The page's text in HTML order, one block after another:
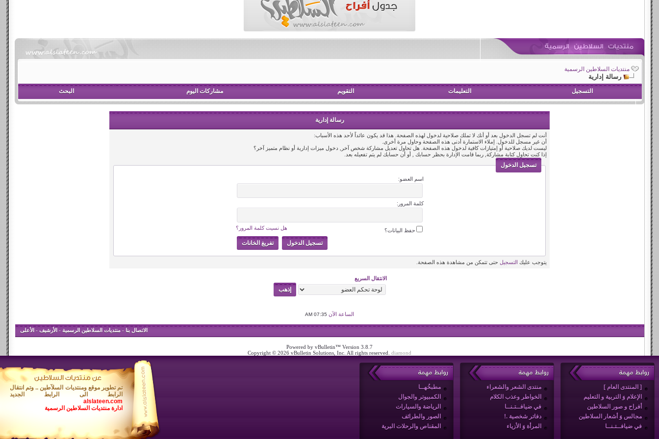
منتديات السلاطين الرسمية
رسالة إدارية
التسجيل التعليمات التقويم مشاركات اليوم البحث
رسالة إدارية
أنت لم تسجل الدخول بعد أو أنك لا تملك صلاحية لدخول لهذه الصفحة. هذا قد يكون عائداً لأحد هذه الأسباب:
أن غير مسجل للدخول. إملاء الاستمارة أدنى هذه الصفحة وحاول مرة أخرى.
ليست لديك صلاحية أو إمتيازات كافية لدخول هذه الصفحة. هل تحاول تعديل مشاركة شخص آخر, دخول ميزات إدارية أو نظام متميز آخر؟
إذا كنت تحاول كتابة مشاركة, ربما قامت الإدارة بحظر حسابك , أو أن حسابك لم يتم تفعيله بعد.
تسجيل الدخول
اسم العضو:
كلمة المرور:
هل نسيت كلمة المرور؟ حفظ البيانات؟
يتوجب عليك التسجيل حتى تتمكن من مشاهدة هذه الصفحة.
الانتقال السريع
الساعة الآن 07:35 AM
الاتصال بنا -منتديات السلاطين الرسمية - الأرشيف - الأعلى
Powered by vBulletin™ Version 3.8.7
Copyright © 2026 vBulletin Solutions, Inc. All rights reserved. diamond
روابط مهمة
[ المنتدى العام ]
الإعلام وَ التربية و التعليم
أفراح و صور السلاطين
مجالس وَ أشعار السلاطين
في ضيافــتـنــا
روابط مهمة
منتدى الشعر والشعراء
الخواطر وعذب الكلام
في ضيافــتـنــا
دفاتر شخصية .!
المرأة وَ الأزياء
روابط مهمة
مطبخُهــا
الكمبيوتر والجوال
الرياضة والسيارات
الصور والطرائف
المقناص والرحلات البرية
تم تطوير موقع ومنتديات السلآطين .. وتم انتقال
الرابط الى الرابط الجديد
alslateen.com
ادارة منتديات السلاطين الرسمية